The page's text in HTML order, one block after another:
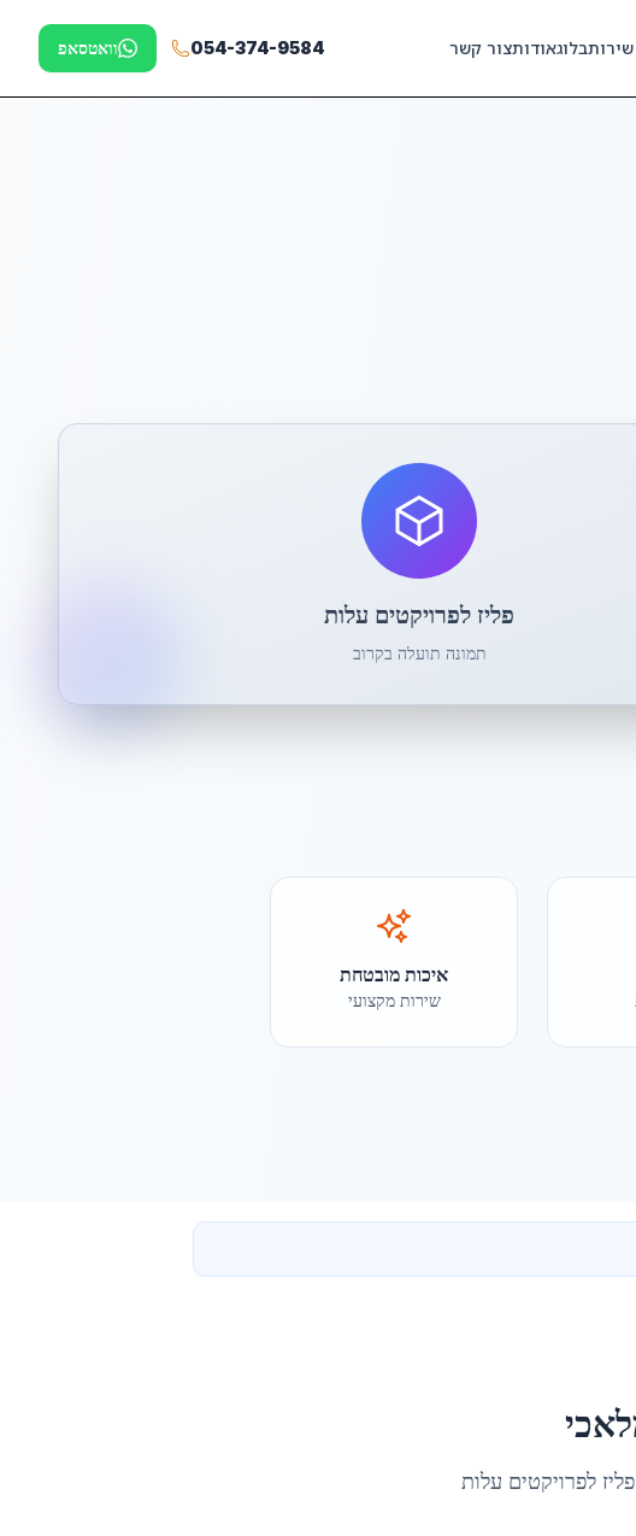
שירותבלוגאודותצור קשר 054-374-9584 וואטסאפ
פליז לפרויקטים עלות
תמונה תועלה בקרוב
איכות מובטחת
שירות מקצועי
פליז לפרויקטים עלות